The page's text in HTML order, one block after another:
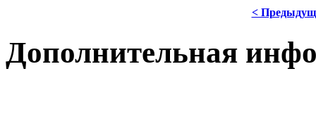
<
Дополнительная